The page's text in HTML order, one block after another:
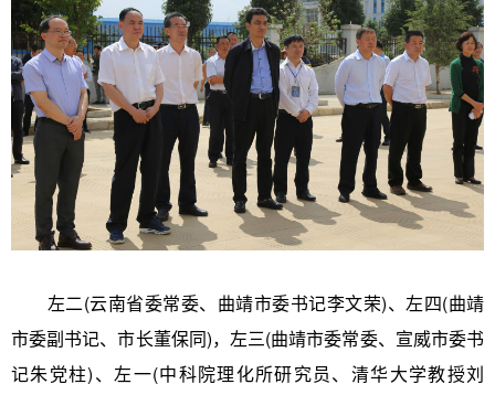
左二(云南省委常委、曲靖市委书记李文荣)、左四(曲靖
市委副书记、市长董保同)，左三(曲靖市委常委、宣威市委书
记朱党柱)、左一(中科院理化所研究员、清华大学教授刘